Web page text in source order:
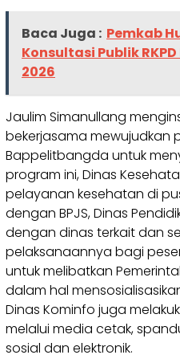
Baca Juga : Pemkab
Konsultasi Publik
2026
Jaulim Simanullang
bekerjasama mewujudkan
Bappelitbangda untuk
program ini, Dinas
pelayanan kesehatan di
dengan BPJS, Dinas
dengan dinas terkait dan
pelaksanaannya bagi
untuk melibatkan
dalam hal
Dinas Kominfo juga
melalui media cetak,
sosial dan elektronik.